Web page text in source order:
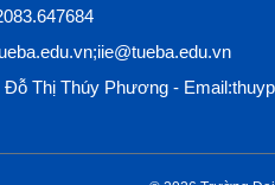
Đỗ Thị Thúy Phương -